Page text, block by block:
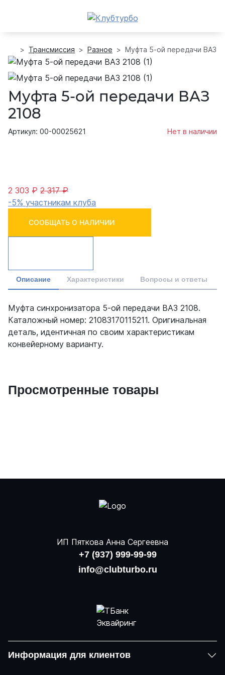
Трансмиссия Разное Муфта 5-ой передачи ВАЗ
Муфта 5-ой передачи ВАЗ
2108
Артикул: 00-00025621 Нет в наличии
2 303 ₽ 2 317 ₽
-5% участникам клуба
СООБЩАТЬ О НАЛИЧИИ
Описание Характеристики Вопросы и ответы
Муфта синхронизатора 5-ой передачи ВАЗ 2108.
Каталожный номер: 21083170115211. Оригинальная
деталь, идентичная по своим характеристикам
конвейерному варианту.
Просмотренные товары
ИП Пяткова Анна Сергеевна
+7 (937) 999-99-99
info@clubturbo.ru
Информация для клиентов